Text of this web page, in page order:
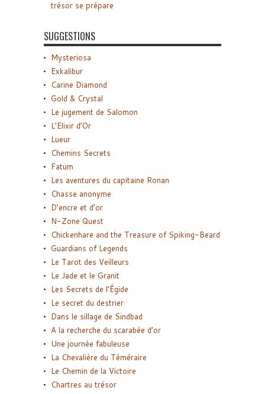
trésor se prépare
SUGGESTIONS
Mysteriosa
Exkalibur
Carine Diamond
Gold & Crystal
Le jugement de Salomon
L’Elixir d’Or
Lueur
Chemins Secrets
Fatum
Les aventures du capitaine Ronan
Chasse anonyme
D’encre et d’or
N-Zone Quest
Chickenhare and the Treasure of Spiking-Beard
Guardians of Legends
Le Tarot des Veilleurs
Le Jade et le Granit
Les Secrets de l’Égide
Le secret du destrier
Dans le sillage de Sindbad
A la recherche du scarabée d’or
Une journée fabuleuse
La Chevalière du Téméraire
Le Chemin de la Victoire
Chartres au trésor